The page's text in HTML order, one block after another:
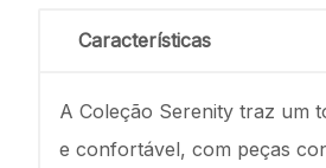
Características
A Coleção Serenity traz um
e confortável, com peças